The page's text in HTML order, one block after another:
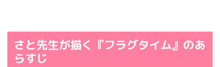
さと先生が描く『フラグタイム』のあ
らすじ